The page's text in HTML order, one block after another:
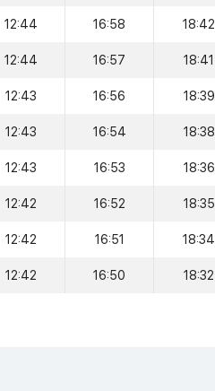
12:44 16:58 18:42
12:44 16:57 18:41
12:43 16:56 18:39
12:43 16:54 18:38
12:43 16:53 18:36
12:42 16:52 18:35
12:42 16:51 18:34
12:42 16:50 18:32